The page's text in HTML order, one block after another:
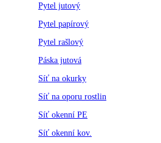
Pytel jutový
Pytel papírový
Pytel rašlový
Páska jutová
Síť na okurky
Síť na oporu rostlin
Síť okenní PE
Síť okenní kov.